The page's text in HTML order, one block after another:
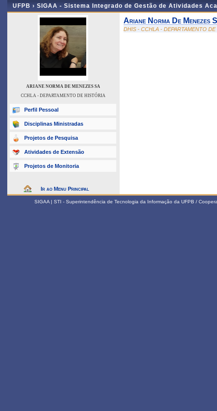
UFPB › SIGAA - Sistema Integrado de Gestão de Atividades
ARIANE NORMA DE MENEZES SA
CCHLA - DEPARTAMENTO DE HISTÓRIA
Perfil Pessoal
Disciplinas Ministradas
Projetos de Pesquisa
Atividades de Extensão
Projetos de Monitoria
Ir ao Menu Principal
Ariane Norma De Menezes
DHIS - CCHLA - DEPARTAMENTO
SIGAA | STI - Superintendência de Tecnologia da Informação da UFPB /